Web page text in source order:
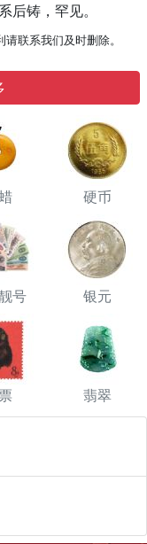
后铸，罕见。
联系我们及时删除。
硬币
号 银元
翡翠